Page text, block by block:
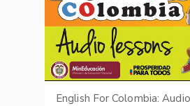
English For Colombia: